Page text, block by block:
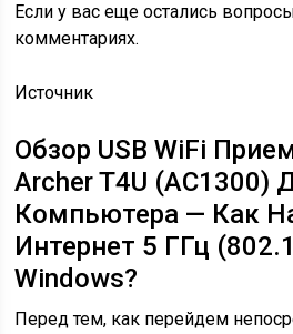
Если у вас еще остались
комментариях.
Источник
Обзор USB WiFi
Archer T4U (AC1300)
Компьютера — Как
Интернет 5 ГГц
Windows?
Перед тем, как перейдем